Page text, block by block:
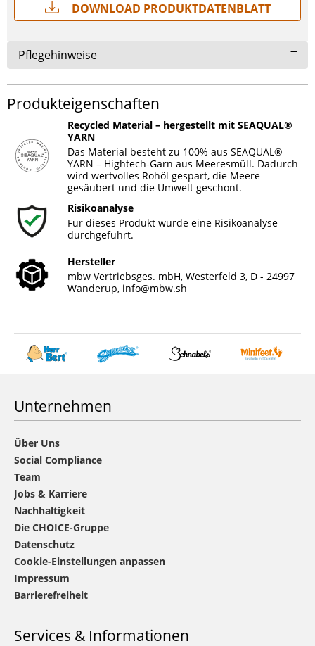
Download Produktdatenblatt
Pflegehinweise
Produkteigenschaften
Recycled Material – hergestellt mit SEAQUAL®
YARN
Das Material besteht zu 100% aus SEAQUAL®
YARN – Hightech-Garn aus Meeresmüll. Dadurch
wird wertvolles Rohöl gespart, die Meere
gesäubert und die Umwelt geschont.
Risikoanalyse
Für dieses Produkt wurde eine Risikoanalyse
durchgeführt.
Hersteller
mbw Vertriebsges. mbH, Westerfeld 3, D - 24997
Wanderup, info@mbw.sh
Unternehmen
Über Uns
Social Compliance
Team
Jobs & Karriere
Nachhaltigkeit
Die CHOICE-Gruppe
Datenschutz
Cookie-Einstellungen anpassen
Impressum
Barrierefreiheit
Services & Informationen